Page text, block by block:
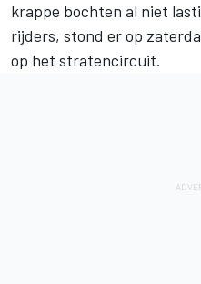
krappe bochten al niet
rijders, stond er op
op het stratencircuit.